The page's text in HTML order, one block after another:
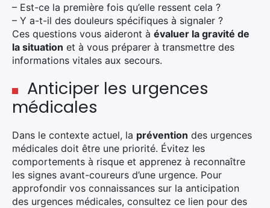
– Est-ce la première fois qu’elle ressent cela ?
– Y a-t-il des douleurs spécifiques à signaler ?
Ces questions vous aideront à évaluer la gravité de
la situation et à vous préparer à transmettre des
informations vitales aux secours.
Anticiper les urgences
médicales
Dans le contexte actuel, la prévention des urgences
médicales doit être une priorité. Évitez les
comportements à risque et apprenez à reconnaître
les signes avant-coureurs d’une urgence. Pour
approfondir vos connaissances sur la anticipation
des urgences médicales, consultez ce lien pour des